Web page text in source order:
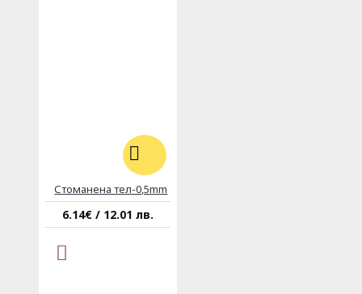
Стоманена тел-0,5mm
6.14€ / 12.01 лв.